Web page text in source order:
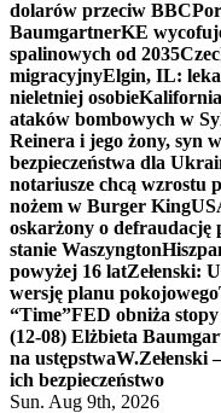
dolarów przeciw BBC
BaumgartnerKE
spalinowych od 2035
migracyjnyElgin, IL:
nieletniej osobie
ataków bombowych w
Reinera i jego żony, syn
bezpieczeństwa dla
notariusze chcą wzrostu
nożem w Burger King
oskarżony o defraudację
stanie Waszyngton
powyżej 16 latZełenski:
wersję planu pokojowego
“Time”FED obniża
(12-08) Elżbieta
na ustępstwaW.Zełenski
ich bezpieczeństwo
Sun. Aug 9th, 2026